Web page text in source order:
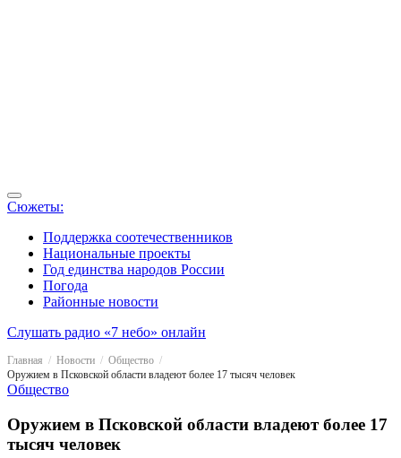
Сюжеты:
Поддержка соотечественников
Национальные проекты
Год единства народов России
Погода
Районные новости
Слушать радио «7 небо» онлайн
Главная Новости
Общество
Оружием в Псковской области владеют более 17 тысяч человек
Общество
Оружием в Псковской области владеют более 17
тысяч человек